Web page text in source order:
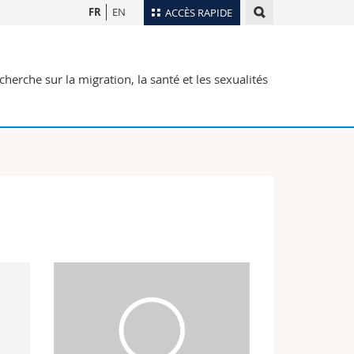
ACCÈS RAPIDE
Plan d'accès
Webmail
FR EN
sur la migration, la santé et les sexualités